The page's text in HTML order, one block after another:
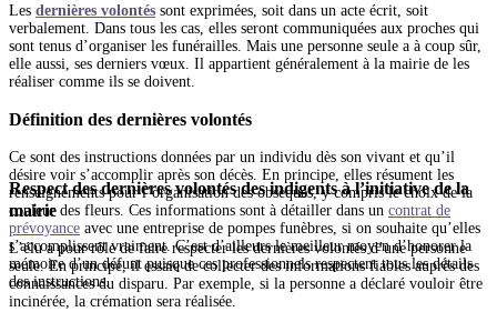
Les dernières volontés sont exprimées, soit dans un acte écrit, soit
verbalement. Dans tous les cas, elles seront communiquées aux proches qui
sont tenus d’organiser les funérailles. Mais une personne seule a à coup sûr,
elle aussi, ses derniers vœux. Il appartient généralement à la mairie de les
réaliser comme ils se doivent.
Définition des dernières volontés
Ce sont des instructions données par un individu dès son vivant et qu’il
désire voir s’accomplir après son décès. En principe, elles résument les
renseignements pour l’organisation des obsèques, y compris le choix de la
couleur des fleurs. Ces informations sont à détailler dans un contrat de
prévoyance avec une entreprise de pompes funèbres, si on souhaite qu’elles
s’accomplissent vraiment. C’est d’ailleurs le meilleur moyen d’honorer la
mémoire d’un défunt puisque ces professionnels respectent tous les détails
des instructions.
Respect des dernières volontés des indigents à l’initiative de la
mairie
L’élu a pour rôle de faire respecter les dernières volontés d’une personne
seule. En principe, il essaie de collecter des informations fiables auprès des
connaissances du disparu. Par exemple, si la personne a déclaré vouloir être
incinérée, la crémation sera réalisée.